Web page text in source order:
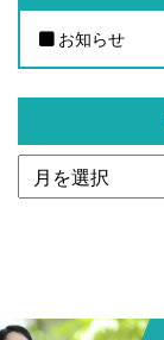
お知らせ